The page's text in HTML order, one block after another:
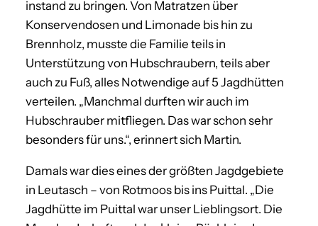
instand zu bringen. Von Matratzen über
Konservendosen und Limonade bis hin zu
Brennholz, musste die Familie teils in
Unterstützung von Hubschraubern, teils aber
auch zu Fuß, alles Notwendige auf 5 Jagdhütten
verteilen. „Manchmal durften wir auch im
Hubschrauber mitfliegen. Das war schon sehr
besonders für uns.“, erinnert sich Martin.
Damals war dies eines der größten Jagdgebiete
in Leutasch – von Rotmoos bis ins Puittal. „Die
Jagdhütte im Puittal war unser Lieblingsort. Die